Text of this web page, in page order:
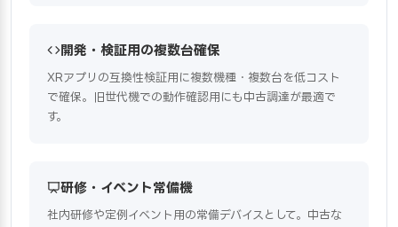
開発・検証用の複数台確保
XRアプリの互換性検証用に複数機種・複数台を低コスト
で確保。旧世代機での動作確認用にも中古調達が最適で
す。
研修・イベント常備機
社内研修や定例イベント用の常備デバイスとして。中古な